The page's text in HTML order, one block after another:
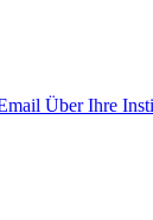
Über Ihre